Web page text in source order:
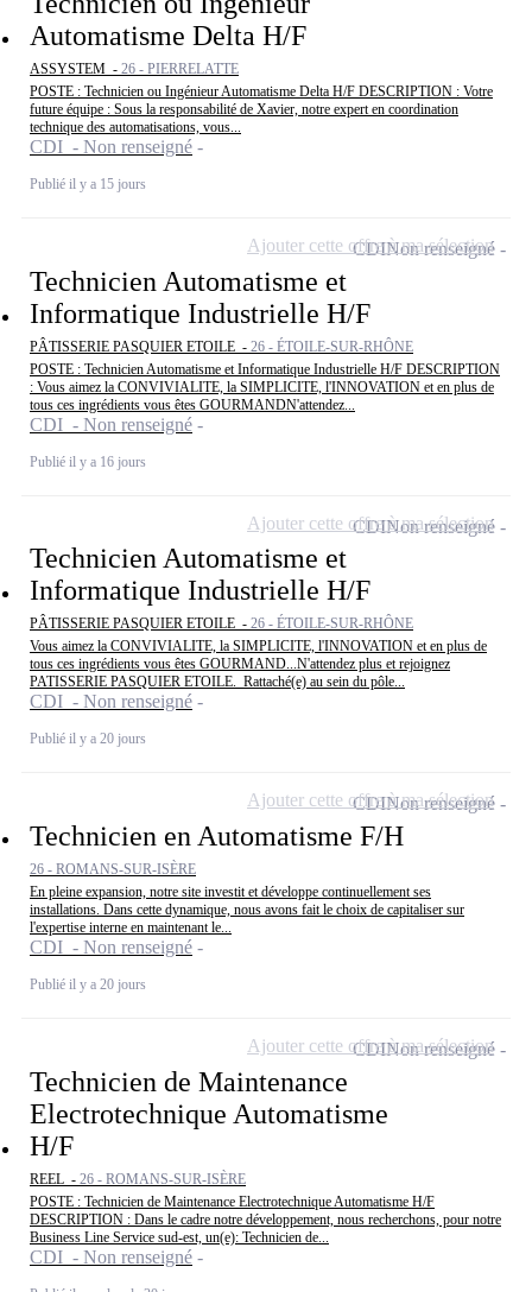
Automatisme Delta H/F
ASSYSTEM - 26 - PIERRELATTE
POSTE : Technicien ou Ingénieur Automatisme Delta H/F DESCRIPTION : Votre
future équipe : Sous la responsabilité de Xavier, notre expert en coordination
technique des automatisations, vous...
CDI - Non renseigné
Publié il y a 15 jours
Technicien Automatisme et
Informatique Industrielle H/F
PÂTISSERIE PASQUIER ETOILE - 26 - ÉTOILE-SUR-RHÔNE
POSTE : Technicien Automatisme et Informatique Industrielle H/F DESCRIPTION
: Vous aimez la CONVIVIALITE, la SIMPLICITE, l'INNOVATION et en plus de
tous ces ingrédients vous êtes GOURMANDN'attendez...
CDI - Non renseigné
Publié il y a 16 jours
CDINon renseigné
Ajouter cette offre à ma sélection
Technicien Automatisme et
Informatique Industrielle H/F
PÂTISSERIE PASQUIER ETOILE - 26 - ÉTOILE-SUR-RHÔNE
Vous aimez la CONVIVIALITE, la SIMPLICITE, l'INNOVATION et en plus de
tous ces ingrédients vous êtes GOURMAND...N'attendez plus et rejoignez
PATISSERIE PASQUIER ETOILE. Rattaché(e) au sein du pôle...
CDI - Non renseigné
Publié il y a 20 jours
CDINon renseigné
Ajouter cette offre à ma sélection
Technicien en Automatisme F/H
26 - ROMANS-SUR-ISÈRE
En pleine expansion, notre site investit et développe continuellement ses
installations. Dans cette dynamique, nous avons fait le choix de capitaliser sur
l'expertise interne en maintenant le...
CDI - Non renseigné
Publié il y a 20 jours
CDINon renseigné
Ajouter cette offre à ma sélection
Technicien de Maintenance
Electrotechnique Automatisme
H/F
REEL - 26 - ROMANS-SUR-ISÈRE
POSTE : Technicien de Maintenance Electrotechnique Automatisme H/F
DESCRIPTION : Dans le cadre notre développement, nous recherchons, pour notre
Business Line Service sud-est, un(e): Technicien de...
CDI - Non renseigné
CDINon renseigné
Ajouter cette offre à ma sélection